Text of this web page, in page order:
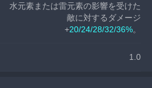
水元素または雷元素の影響を受けた
敵に対するダメージ
+20/24/28/32/36%。
1.0